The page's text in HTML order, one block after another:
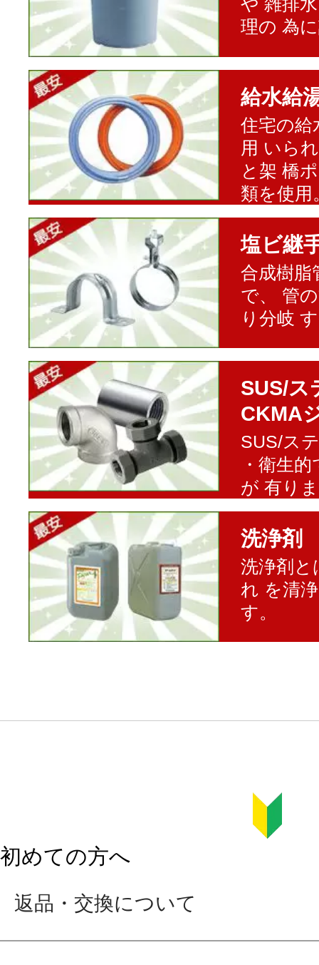
理の 為
給水給
住宅の給
用 いら
と架 橋
類を使用
塩ビ継
合成樹脂
で、 管
り分岐
SUS/ス
CKMA
SUS/ス
・衛生
が 有り
洗浄剤
洗浄剤と
れ を清
す。
初めての方へ
返品・交換について